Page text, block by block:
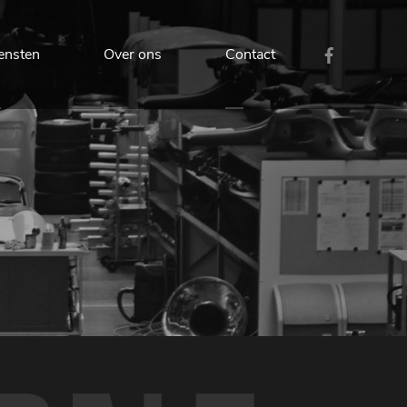
Over ons Contact